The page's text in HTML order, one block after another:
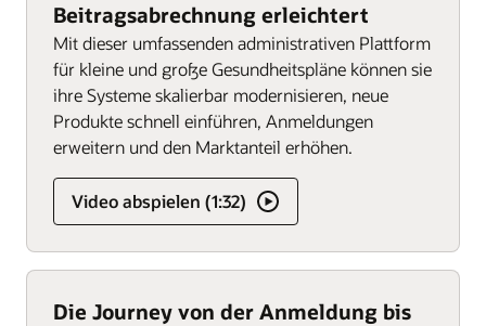
Beitragsabrechnung erleichtert
Mit dieser umfassenden administrativen Plattform
für kleine und große Gesundheitspläne können sie
ihre Systeme skalierbar modernisieren, neue
Produkte schnell einführen, Anmeldungen
erweitern und den Marktanteil erhöhen.
Video abspielen (1:32)
Die Journey von der Anmeldung bis